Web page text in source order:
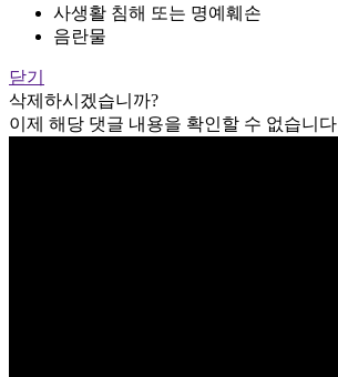
사생활 침해 또는 명예훼손
음란물
닫기
삭제하시겠습니까?
이제 해당 댓글 내용을 확인할 수 없습니다